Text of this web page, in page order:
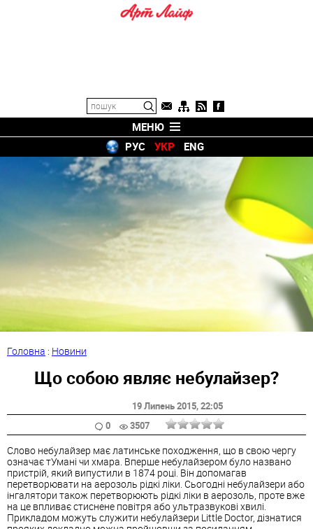
МЕНЮ
РУС
УКР ENG
Головна : Новини
Що собою являє небулайзер?
19 Липень 2015, 22:05
0
3507
Слово небулайзер має латинське походження, що в свою чергу
означає тУмані чи хмара. Вперше небулайзером було названо
пристрій, який випустили в 1874 році. Він допомагав
перетворювати на аерозоль рідкі ліки. Сьогодні небулайзери або
інгалятори також перетворюють рідкі ліки в аерозоль, проте вже
на це впливає стиснене повітря або ультразвукові хвилі.
Прикладом можуть служити небулайзери Little Doctor, дізнатися